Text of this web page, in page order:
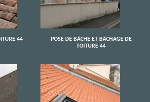
44
POSE DE BÂCHE ET BÂCHAGE DE
TOITURE 44